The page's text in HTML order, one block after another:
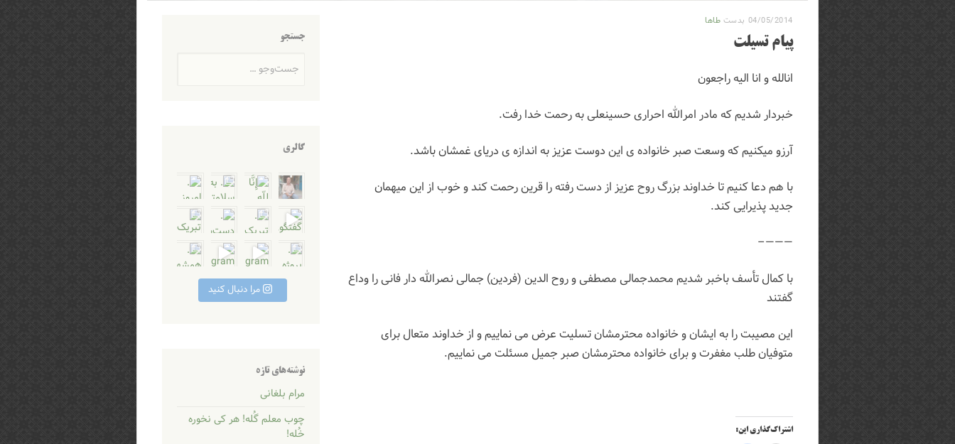
04/05/2014 بدست طاها
پیام تسیلت
انالله و انا الیه راجعون
خبردار شدیم که مادر امرالله احراری حسینعلی به رحمت خدا رفت.
آرزو میکنیم که وسعت صبر خانواده ی این دوست عزیز به اندازه ی دریای غمشان باشد.
با هم دعا کنیم تا خداوند بزرگ روح عزیز از دست رفته را قرین رحمت کند و خوب از این میهمان
جدید پذیرایی کند.
———–
با کمال تأسف باخبر شدیم محمدجمالی مصطفی و روح الدین (فردین) جمالی نصرالله دار فانی را وداع
گفتند
این مصیبت را به ایشان و خانواده محترمشان تسلیت عرض می نماییم و از خداوند متعال برای
متوفیان طلب مغفرت و برای خانواده محترمشان صبر جمیل مسئلت می نماییم.
اشتراک‌گذاری این:
جستجو
گالری
إِنَّا لِلّهِ وَإِنَّـا إِلَيْهِ رَاجِعونَ بازگشت
. به سلامتی و میمنت تابلو بلوار خواجه علیرضا تجلی
. تبریک فراوان به خالد دبیری و خانواده محترم ایشا
. دست‌هایتان را به گرمی می‌فشاریم. طرح کمک به بازس
تبریک صمیمانه به عاطفه محمدپور و پویا محمدی عزیز ب
Instagram post 17878279665081256
Instagram post 18036917110921050
. همشهریان گرامی، با سلام و احترام، آرامستان‌های
مرا دنبال کنید
نوشته‌های تازه
مرام بلغانی
چوب معلم گُله! هر کی نخوره
خُله!